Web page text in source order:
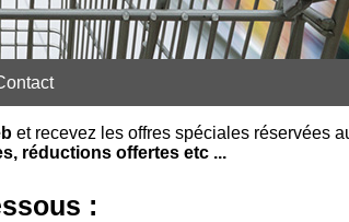
et recevez les offres spéciales réservées
réductions offertes etc ...
: